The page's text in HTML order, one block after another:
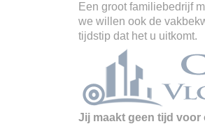
Een groot familiebedrijf
we willen ook de
tijdstip dat het u uitkomt.
Jij maakt geen tijd